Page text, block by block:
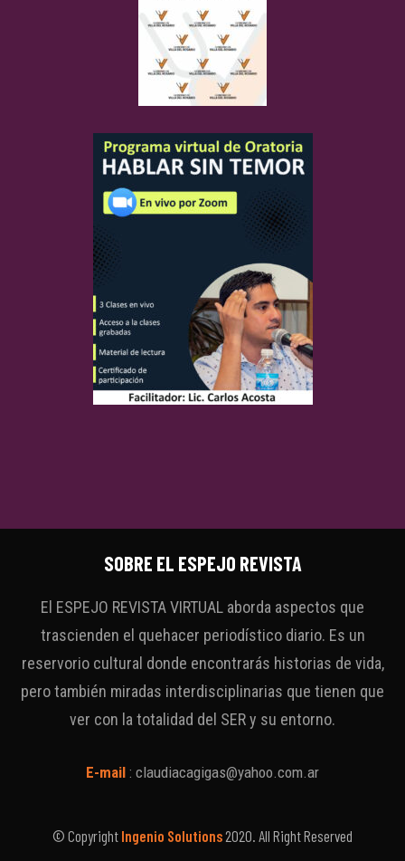
SOBRE EL ESPEJO REVISTA
El ESPEJO REVISTA VIRTUAL aborda aspectos que
trascienden el quehacer periodístico diario. Es un
reservorio cultural donde encontrarás historias de vida,
pero también miradas interdisciplinarias que tienen que
ver con la totalidad del SER y su entorno.
E-mail : claudiacagigas@yahoo.com.ar
© Copyright Ingenio Solutions 2020. All Right Reserved